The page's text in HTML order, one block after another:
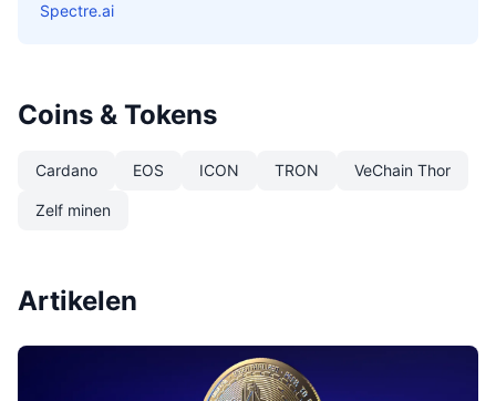
Spectre.ai
Coins & Tokens
Cardano EOS ICON TRON VeChain Thor
Zelf minen
Artikelen